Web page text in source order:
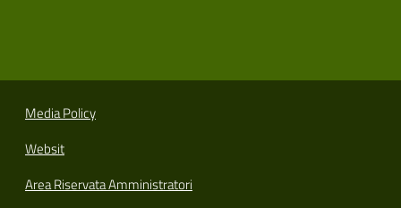
Media Policy
Websit
Area Riservata Amministratori